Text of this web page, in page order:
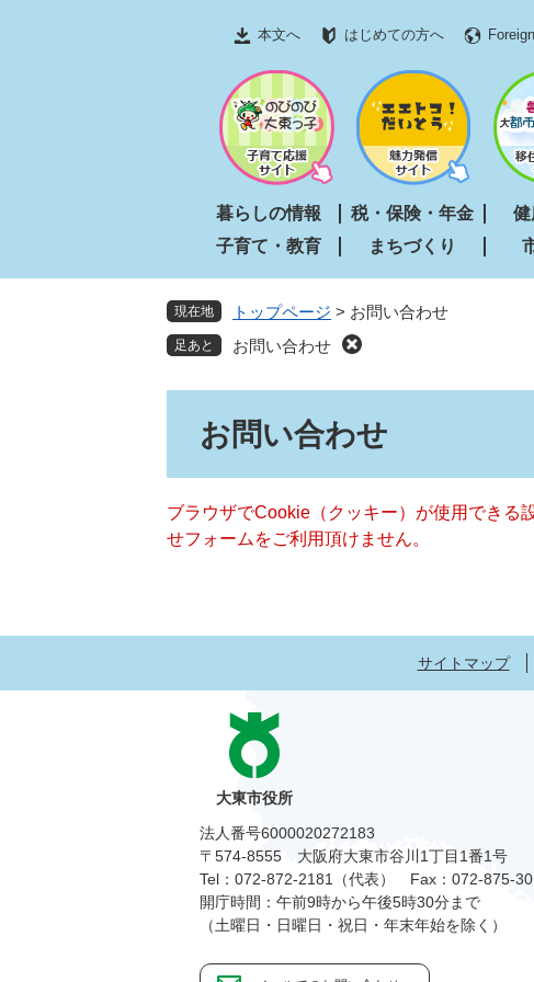
文
本文へ はじめての方へ
暮らしの情報 税・保険・年金
健
子育て・教育
まちづくり
現在地 トップページ > お問い合わせ
お問い合わせ
お問い合わせ
ブラウザでCookie（クッキー）が使用できる
せフォームをご利用頂けません。
サイトマップ
大東市役所
法人番号6000020272183
〒574-8555 大阪府大東市谷川1丁目1番1号
Tel：072-872-2181（代表）
Fax：072-875-
開庁時間：午前9時から午後5時30分まで
（土曜日・日曜日・祝日・年末年始を除く）